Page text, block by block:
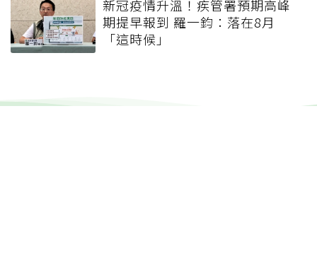
新冠疫情升溫！疾管署預期高峰
期提早報到 羅一鈞：落在8月
「這時候」